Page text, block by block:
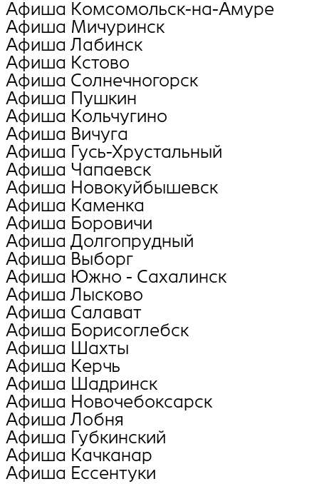
Афиша Комсомольск-на-Амуре
Афиша Мичуринск
Афиша Лабинск
Афиша Кстово
Афиша Солнечногорск
Афиша Пушкин
Афиша Кольчугино
Афиша Вичуга
Афиша Гусь-Хрустальный
Афиша Чапаевск
Афиша Новокуйбышевск
Афиша Каменка
Афиша Боровичи
Афиша Долгопрудный
Афиша Выборг
Афиша Южно - Сахалинск
Афиша Лысково
Афиша Салават
Афиша Борисоглебск
Афиша Шахты
Афиша Керчь
Афиша Шадринск
Афиша Новочебоксарск
Афиша Лобня
Афиша Губкинский
Афиша Качканар
Афиша Ессентуки